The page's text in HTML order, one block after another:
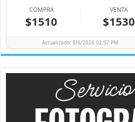
COMPRA
$1510
VENTA
$1530
Actualizado: 8/6/2026 02:57 PM